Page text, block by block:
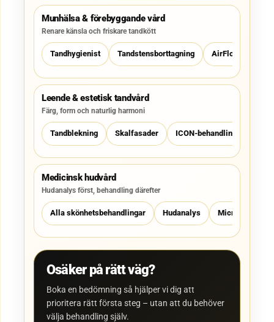
Munhälsa & förebyggande vård
Renare känsla och friskare tandkött
Tandhygienist Tandstensborttagning AirFlow
Leende & estetisk tandvård
Färg, form och naturlig harmoni
Tandblekning Skalfasader ICON-behandling
Medicinsk hudvård
Hudanalys först, behandling därefter
Alla skönhetsbehandlingar Hudanalys Microneedling
Osäker på rätt väg?
Boka en bedömning så hjälper vi dig att
prioritera rätt första steg – utan att du behöver
välja behandling själv.